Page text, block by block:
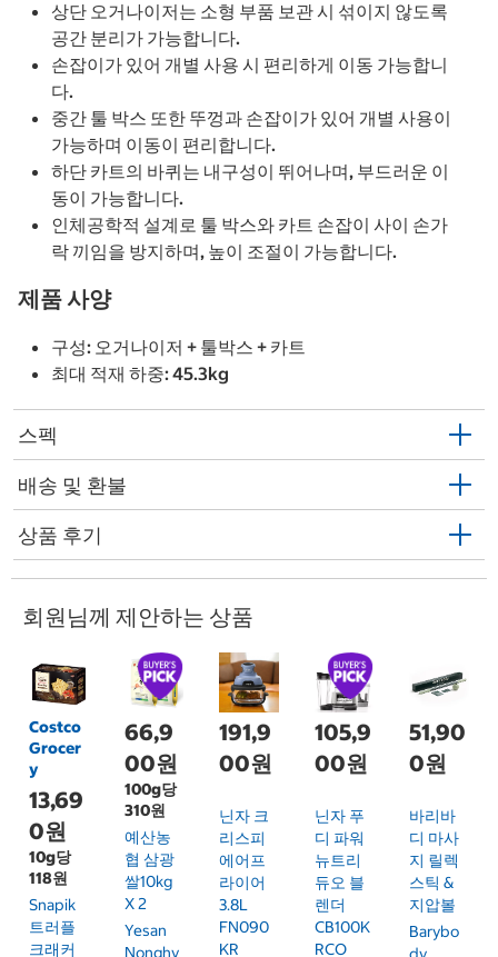
상단 오거나이저는 소형 부품 보관 시 섞이지 않도록
공간 분리가 가능합니다.
손잡이가 있어 개별 사용 시 편리하게 이동 가능합니
다.
중간 툴 박스 또한 뚜껑과 손잡이가 있어 개별 사용이
가능하며 이동이 편리합니다.
하단 카트의 바퀴는 내구성이 뛰어나며, 부드러운 이
동이 가능합니다.
인체공학적 설계로 툴 박스와 카트 손잡이 사이 손가
락 끼임을 방지하며, 높이 조절이 가능합니다.
제품 사양
구성: 오거나이저 + 툴박스 + 카트
최대 적재 하중: 45.3kg
스펙
배송 및 환불
상품 후기
회원님께 제안하는 상품
Costco
Grocer
y
13,69
0원
10g당
118원
Snapik
트러플
크래커
66,9
00원
100g당
310원
예산농
협 삼광
쌀10kg
X 2
Yesan
Nonghy
191,9
00원
닌자 크
리스피
에어프
라이어
3.8L
FN090
KR
105,9
00원
닌자 푸
디 파워
뉴트리
듀오 블
렌더
CB100K
RCO
51,90
0원
바리바
디 마사
지 릴렉
스틱 &
지압볼
Barybo